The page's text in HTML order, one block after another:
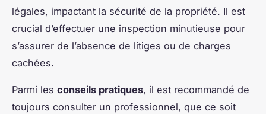
légales, impactant la sécurité de la propriété. Il est
crucial d’effectuer une inspection minutieuse pour
s’assurer de l’absence de litiges ou de charges
cachées.
Parmi les conseils pratiques, il est recommandé de
toujours consulter un professionnel, que ce soit